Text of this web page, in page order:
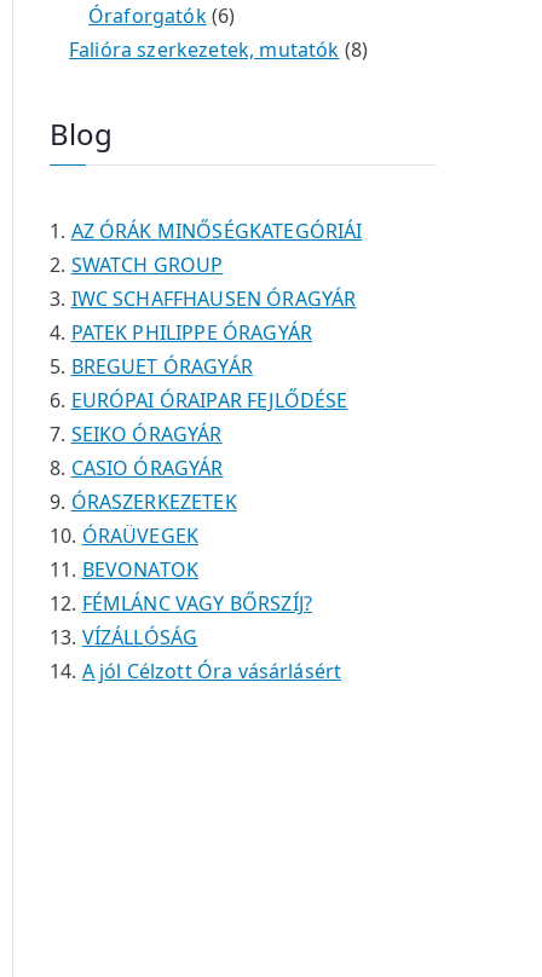
é
k
é
é
m
t
e
t
e
t
k
Óraforgatók 66
t
k
Falióra szerkezetek, mutatók 88
é
Blog
AZ ÓRÁK MINŐSÉGKATEGÓRIÁI
SWATCH GROUP
IWC SCHAFFHAUSEN ÓRAGYÁR
PATEK PHILIPPE ÓRAGYÁR
BREGUET ÓRAGYÁR
EURÓPAI ÓRAIPAR FEJLŐDÉSE
SEIKO ÓRAGYÁR
CASIO ÓRAGYÁR
ÓRASZERKEZETEK
ÓRAÜVEGEK
BEVONATOK
FÉMLÁNC VAGY BŐRSZÍJ?
VÍZÁLLÓSÁG
A jól Célzott Óra vásárlásért